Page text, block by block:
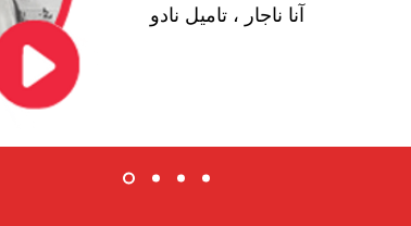
آنا ناجار ، تاميل نادو